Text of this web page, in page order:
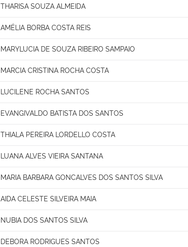
THARISA SOUZA ALMEIDA
AMÉLIA BORBA COSTA REIS
MARYLUCIA DE SOUZA RIBEIRO SAMPAIO
MARCIA CRISTINA ROCHA COSTA
LUCILENE ROCHA SANTOS
EVANGIVALDO BATISTA DOS SANTOS
THIALA PEREIRA LORDELLO COSTA
LUANA ALVES VIEIRA SANTANA
MARIA BARBARA GONCALVES DOS SANTOS SILVA
AIDA CELESTE SILVEIRA MAIA
NUBIA DOS SANTOS SILVA
DEBORA RODRIGUES SANTOS